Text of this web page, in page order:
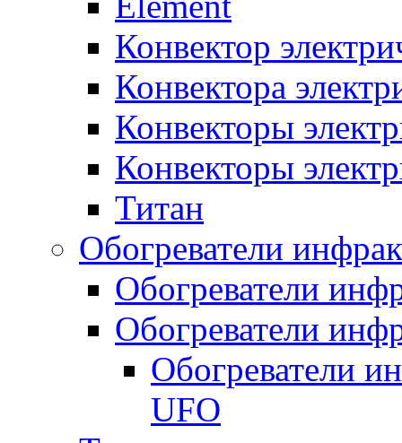
Конвектор
Конвектора
Конвекторы
Конвекторы
Титан
Обогреватели
Обогреватели
Обогреватели
Обогреватели
UFO